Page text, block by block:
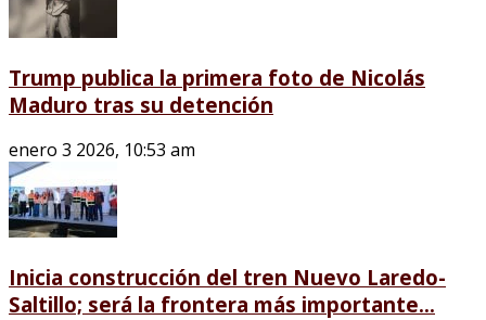
Trump publica la primera foto de Nicolás
Maduro tras su detención
enero 3 2026, 10:53 am
Inicia construcción del tren Nuevo Laredo-
Saltillo; será la frontera más importante...